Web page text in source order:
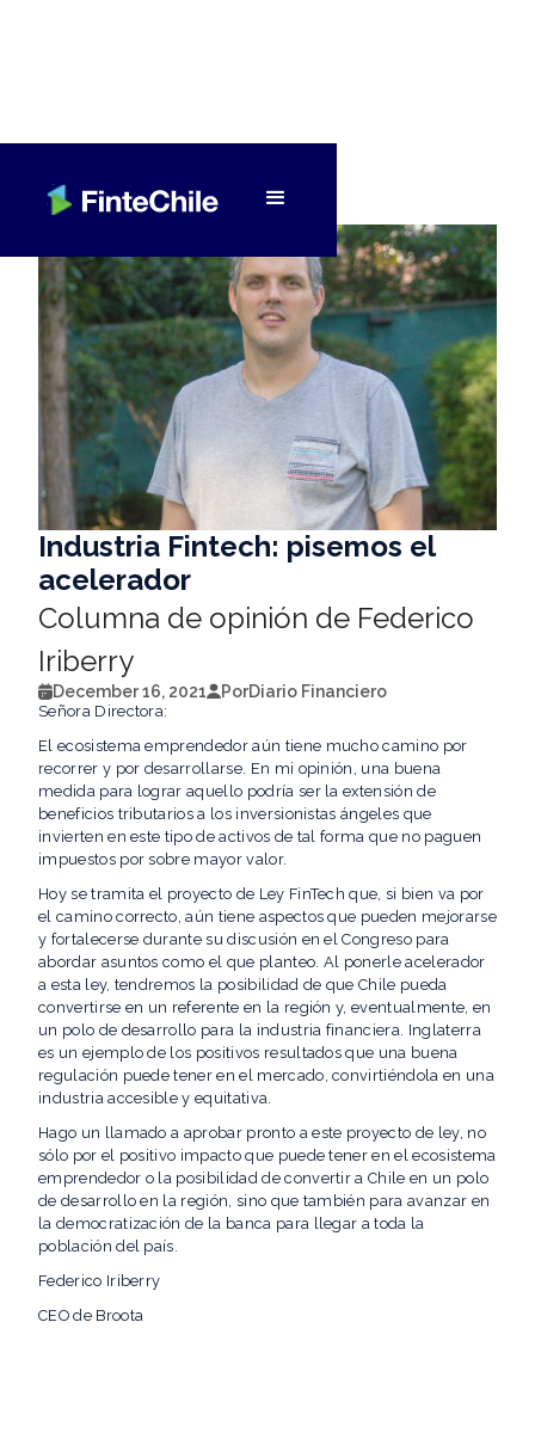
Industria Fintech: pisemos el
acelerador
Columna de opinión de Federico
Iriberry
December 16, 2021 PorDiario Financiero
Señora Directora:
El ecosistema emprendedor aún tiene mucho camino por
recorrer y por desarrollarse. En mi opinión, una buena
medida para lograr aquello podría ser la extensión de
beneficios tributarios a los inversionistas ángeles que
invierten en este tipo de activos de tal forma que no paguen
impuestos por sobre mayor valor.
Hoy se tramita el proyecto de Ley FinTech que, si bien va por
el camino correcto, aún tiene aspectos que pueden mejorarse
y fortalecerse durante su discusión en el Congreso para
abordar asuntos como el que planteo. Al ponerle acelerador
a esta ley, tendremos la posibilidad de que Chile pueda
convertirse en un referente en la región y, eventualmente, en
un polo de desarrollo para la industria financiera. Inglaterra
es un ejemplo de los positivos resultados que una buena
regulación puede tener en el mercado, convirtiéndola en una
industria accesible y equitativa.
Hago un llamado a aprobar pronto a este proyecto de ley, no
sólo por el positivo impacto que puede tener en el ecosistema
emprendedor o la posibilidad de convertir a Chile en un polo
de desarrollo en la región, sino que también para avanzar en
la democratización de la banca para llegar a toda la
población del país.
Federico Iriberry
CEO de Broota